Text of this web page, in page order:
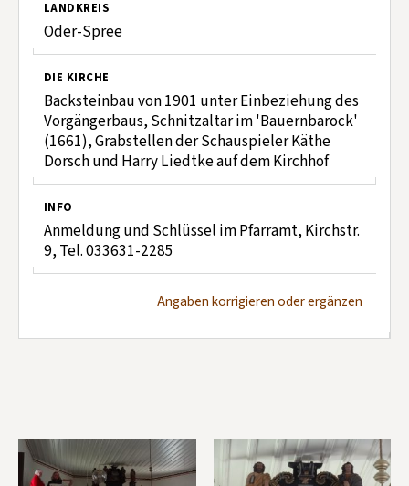
LANDKREIS
Oder-Spree
DIE KIRCHE
Backsteinbau von 1901 unter Einbeziehung des
Vorgängerbaus, Schnitzaltar im 'Bauernbarock'
(1661), Grabstellen der Schauspieler Käthe
Dorsch und Harry Liedtke auf dem Kirchhof
INFO
Anmeldung und Schlüssel im Pfarramt, Kirchstr.
9, Tel. 033631-2285
Angaben korrigieren oder ergänzen